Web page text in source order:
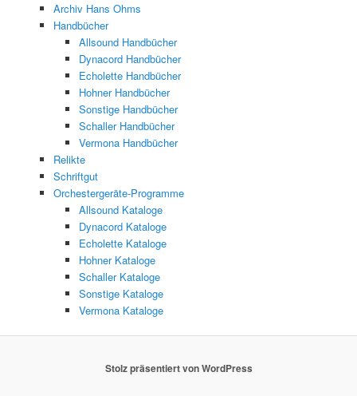
Archiv Hans Ohms
Handbücher
Allsound Handbücher
Dynacord Handbücher
Echolette Handbücher
Hohner Handbücher
Sonstige Handbücher
Schaller Handbücher
Vermona Handbücher
Relikte
Schriftgut
Orchestergeräte-Programme
Allsound Kataloge
Dynacord Kataloge
Echolette Kataloge
Hohner Kataloge
Schaller Kataloge
Sonstige Kataloge
Vermona Kataloge
Stolz präsentiert von WordPress